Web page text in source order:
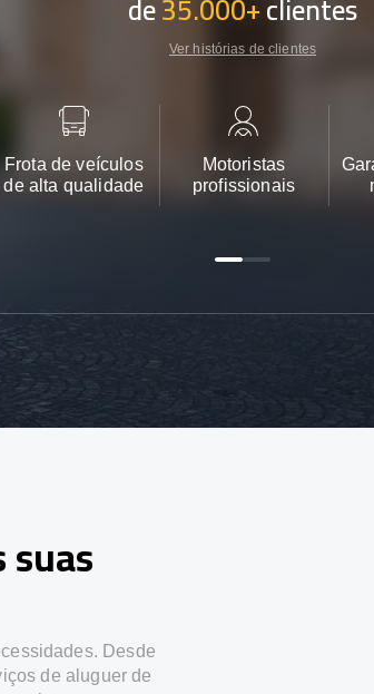
Ver histórias de clientes
Frota de veículos
de alta qualidade
Motoristas
profissionais
Desde
de aluguer de